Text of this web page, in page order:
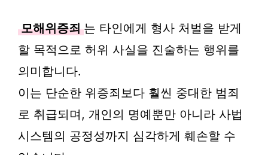
모해위증죄 는 타인에게 형사 처벌을 받게
할 목적으로 허위 사실을 진술하는 행위를
의미합니다.
이는 단순한 위증죄보다 훨씬 중대한 범죄
로 취급되며, 개인의 명예뿐만 아니라 사법
시스템의 공정성까지 심각하게 훼손할 수